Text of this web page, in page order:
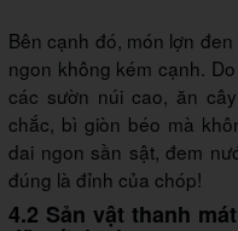
Bên cạnh đó, món lợn
ngon không kém cạnh.
các sườn núi cao, ăn
chắc, bì giòn béo mà
dai ngon sần sật, đem
đúng là đỉnh của chóp!
4.2 Sản vật thanh